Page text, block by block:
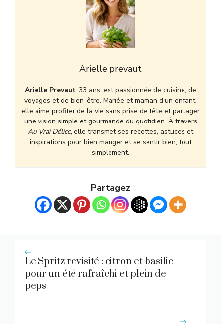
Arielle prevaut
Arielle Prevaut, 33 ans, est passionnée de cuisine, de
voyages et de bien-être. Mariée et maman d’un enfant,
elle aime profiter de la vie sans prise de tête et partager
une vision simple et gourmande du quotidien. À travers
Au Vrai Délice, elle transmet ses recettes, astuces et
inspirations pour bien manger et se sentir bien, tout
simplement.
Partagez
Le Spritz revisité : citron et basilic
pour un été rafraîchi et plein de
peps